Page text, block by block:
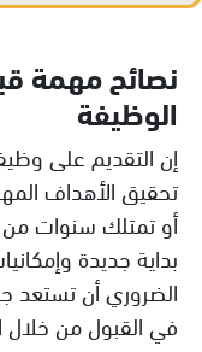
نصائح مهمة
الوظيفة
إن التقديم على
تحقيق الأهداف
أو تمتلك سنوات
بداية جديدة
الضروري أن تستعد
في القبول من خلال